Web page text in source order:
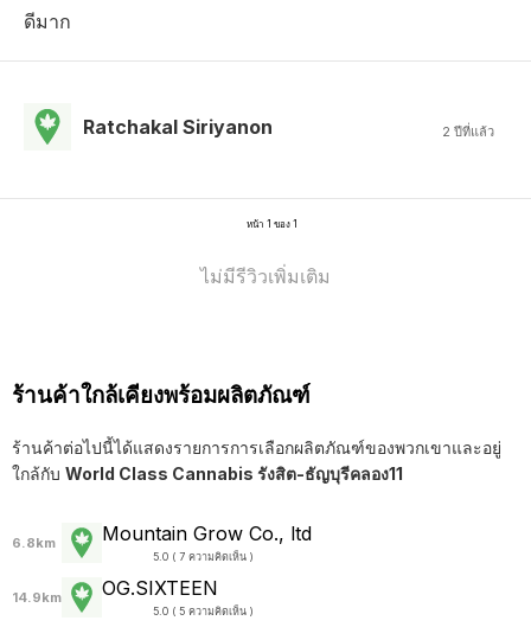
ดีมาก
Ratchakal Siriyanon 2 ปีที่แล้ว
หน้า 1 ของ 1
ไม่มีรีวิวเพิ่มเติม
ร้านค้าใกล้เคียงพร้อมผลิตภัณฑ์
ร้านค้าต่อไปนี้ได้แสดงรายการการเลือกผลิตภัณฑ์ของพวกเขาและอยู่
ใกล้กับ World Class Cannabis รังสิต-ธัญบุรีคลอง11
6.8km Mountain Grow Co., ltd
5.0 ( 7 ความคิดเห็น )
14.9km OG.SIXTEEN
5.0 ( 5 ความคิดเห็น )